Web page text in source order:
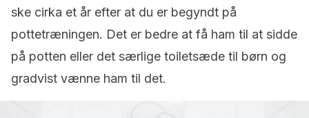
ske cirka et år efter at du er begyndt på
pottetræningen. Det er bedre at få ham til at sidde
på potten eller det særlige toiletsæde til børn og
gradvist vænne ham til det.